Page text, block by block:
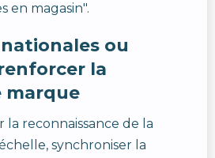
en magasin".
ou
la
marque
la reconnaissance de la
synchroniser la